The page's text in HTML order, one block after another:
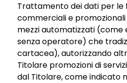
Trattamento dei dati per le
commerciali e
mezzi automatizzati
senza operatore) che
cartacea), autorizzando
Titolare promozioni di
dal Titolare, come indicato